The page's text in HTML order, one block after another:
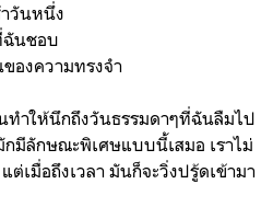
วันหนึ่ง
ฉันชอบ
องความทรงจำ
ำให้นึกถึงวันธรรมดาๆที่ฉันลืมไป
มีลักษณะพิเศษแบบนี้เสมอ เราไม่
ต่เมื่อถึงเวลา มันก็จะวิ่งปรู้ดเข้ามา